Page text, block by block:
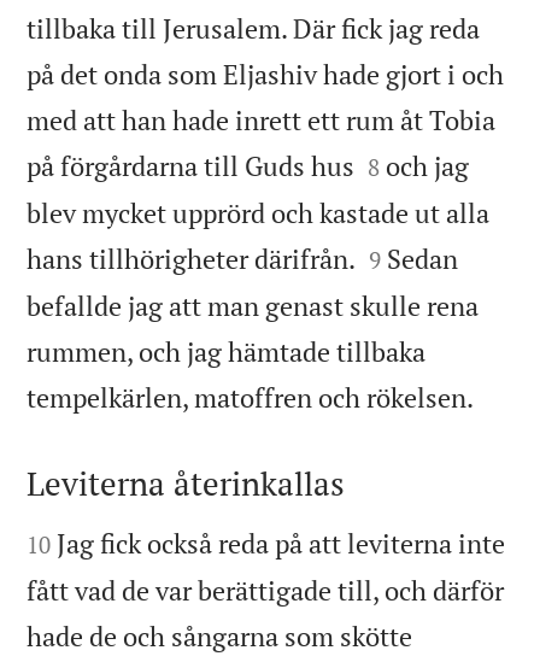
tillbaka till Jerusalem. Där fick jag reda
på det onda som Eljashiv hade gjort i och
med att han hade inrett ett rum åt Tobia
på förgårdarna till Guds hus 

8 och jag
blev mycket upprörd och kastade ut alla
hans tillhörigheter därifrån. 

9 Sedan
befallde jag att man genast skulle rena
rummen, och jag hämtade tillbaka
tempelkärlen, matoffren och rökelsen.

Leviterna återinkallas

10 Jag fick också reda på att leviterna inte
fått vad de var berättigade till, och därför
hade de och sångarna som skötte